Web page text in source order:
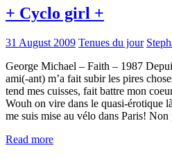
+ Cyclo girl +
31 August 2009 Tenues du jour
George Michael – Faith – 1987
ami(-ant) m’a fait subir les pires
tend mes cuisses, fait battre mon
Wouh on vire dans le quasi-érotique
me suis mise au vélo dans Paris!
Read more